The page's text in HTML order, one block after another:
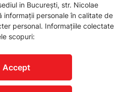
in București, str. Nicolae
informații personale în calitate de
personal. Informațiile colectate
scopuri:
Accept